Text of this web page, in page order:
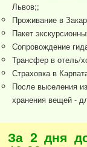
Львов;;
Проживание в
Пакет
Сопровождение
Трансфер в отель/
Страховка в
После выселения
хранения вещей -
За 2 дня